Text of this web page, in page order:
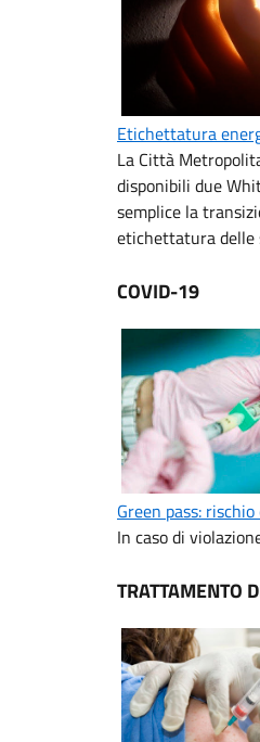
Etichettatura
La Città
disponibili due
semplice la
etichettatura delle
COVID-19
Green pass:
In caso di
TRATTAMENTO